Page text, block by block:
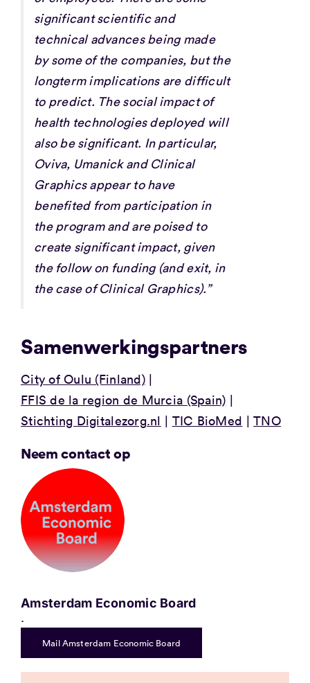
significant scientific and
technical advances being made
by some of the companies, but the
longterm implications are difficult
to predict. The social impact of
health technologies deployed will
also be significant. In particular,
Oviva, Umanick and Clinical
Graphics appear to have
benefited from participation in
the program and are poised to
create significant impact, given
the follow on funding (and exit, in
the case of Clinical Graphics).”
Samenwerkingspartners
City of Oulu (Finland)
FFIS de la region de Murcia (Spain)
Stichting Digitalezorg.nl
TIC BioMed TNO
Neem contact op
Amsterdam Economic Board
.
Mail Amsterdam Economic Board